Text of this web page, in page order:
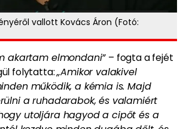
vallott Kovács Áron (Fotó:
akartam elmondani” – fogta a fejét
folytatta:„Amikor valakivel
működik,a kémia is. Majd
a ruhadarabok, és valamiért
utoljára hagyod a cipőt és a